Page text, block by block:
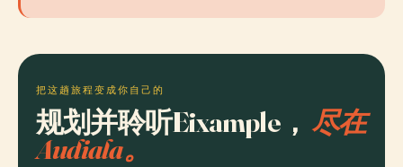
把这趟旅程变成你自己的
规划并聆听Eixample，尽在
Audiala。